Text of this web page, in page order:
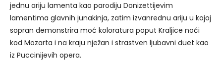
jednu ariju lamenta kao parodiju Donizettijevim
lamentima glavnih junakinja, zatim izvanrednu ariju u kojoj
sopran demonstrira moć koloratura poput Kraljice noći
kod Mozarta i na kraju nježan i strastven ljubavni duet kao
iz Puccinijevih opera.